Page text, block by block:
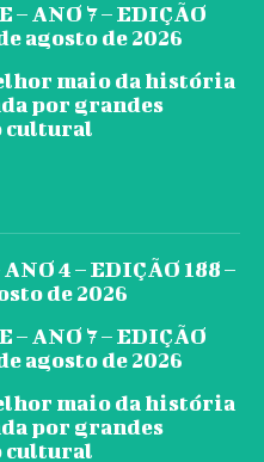
– ANO 7 – EDIÇÃO
agosto de 2026
maio da história
por grandes
cultural
4 – EDIÇÃO 188 –
de 2026
– ANO 7 – EDIÇÃO
agosto de 2026
maio da história
por grandes
cultural